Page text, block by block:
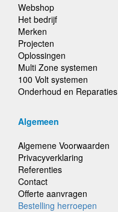
Webshop
Het bedrijf
Merken
Projecten
Oplossingen
Multi Zone systemen
100 Volt systemen
Onderhoud en Reparaties
Algemeen
Algemene Voorwaarden
Privacyverklaring
Referenties
Contact
Offerte aanvragen
Bestelling herroepen